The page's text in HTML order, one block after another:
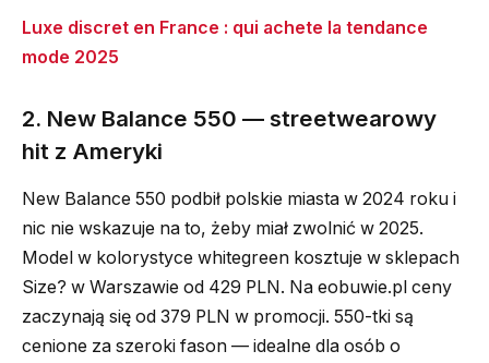
Luxe discret en France : qui achete la tendance
mode 2025
2. New Balance 550 — streetwearowy
hit z Ameryki
New Balance 550 podbił polskie miasta w 2024 roku i
nic nie wskazuje na to, żeby miał zwolnić w 2025.
Model w kolorystyce whitegreen kosztuje w sklepach
Size? w Warszawie od 429 PLN. Na eobuwie.pl ceny
zaczynają się od 379 PLN w promocji. 550-tki są
cenione za szeroki fason — idealne dla osób o